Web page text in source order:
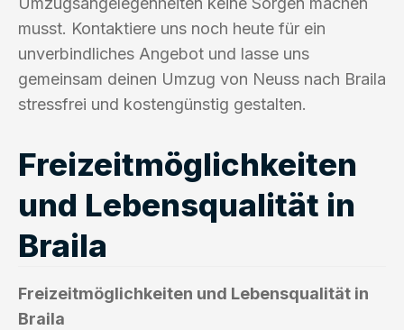
musst. Kontaktiere uns noch heute für ein
unverbindliches Angebot und lasse uns
gemeinsam deinen Umzug von Neuss nach Braila
stressfrei und kostengünstig gestalten.
Freizeitmöglichkeiten
und Lebensqualität in
Braila
Freizeitmöglichkeiten und Lebensqualität in
Braila